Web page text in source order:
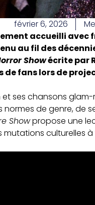
février 6, 2026
accueilli
au fil des
Showécrite par
de fans lors de
et ses chansons
normes de genre, de
Showpropose une
culturelles à